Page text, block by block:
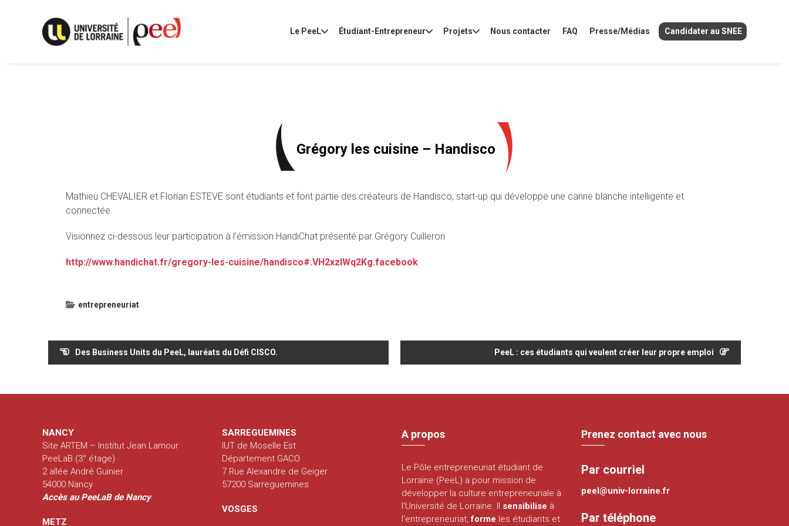
Le PeeL Étudiant-Entrepreneur Projets Nous contacter FAQ Presse/Médias Candidater au SNEE
Grégory les cuisine – Handisco
Mathieu CHEVALIER et Florian ESTEVE sont étudiants et font partie des créateurs de Handisco, start-up qui développe une canne blanche intelligente et
connectée.
Visionnez ci-dessous leur participation à l’émission HandiChat présenté par Grégory Cuilleron
http://www.handichat.fr/gregory-les-cuisine/handisco#.VH2xzlWq2Kg.facebook
entrepreneuriat
Navigation
de
Des Business Units du PeeL, lauréats du Défi CISCO. PeeL : ces étudiants qui veulent créer leur propre emploi
NANCY
Site ARTEM – Institut Jean Lamour
PeeLaB (3° étage)
2 allée André Guinier
54000 Nancy
Accès au PeeLaB de Nancy
METZ
SARREGUEMINES
IUT de Moselle Est
Département GACO
7 Rue Alexandre de Geiger
57200 Sarreguemines
VOSGES
A propos
Le Pôle entrepreneuriat étudiant de
Lorraine (PeeL) a pour mission de
développer la culture entrepreneuriale à
l'Université de Lorraine. Il sensibilise à
l'entrepreneuriat,forme les étudiants et
Prenez contact avec nous
Par courriel
peel@univ-lorraine.fr
Par téléphone